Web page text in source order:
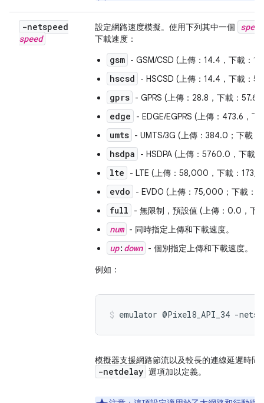
-netspeed
speed
設定網路速度模擬。使用下列其中一個 speed
下載速度：
gsm - GSM/CSD (上傳：14.4，下載：
hscsd - HSCSD (上傳：14.4，下載：
gprs - GPRS (上傳：28.8，下載：57.6)
edge - EDGE/EGPRS (上傳：473.6，
umts - UMTS/3G (上傳：384.0；下載
hsdpa - HSDPA (上傳：5760.0，下載
lte - LTE (上傳：58,000，下載：
evdo - EVDO (上傳：75,000；下載：
full - 無限制，預設值 (上傳：0.0，下
num - 同時指定上傳和下載速度。
up: down - 個別指定上傳和下載速度。
例如：
emulator @Pixel8_API_34 -
模擬器支援網路節流以及較長的連線延遲時
-netdelay 選項加以定義。